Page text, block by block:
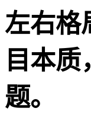
左右格
目本质
题。